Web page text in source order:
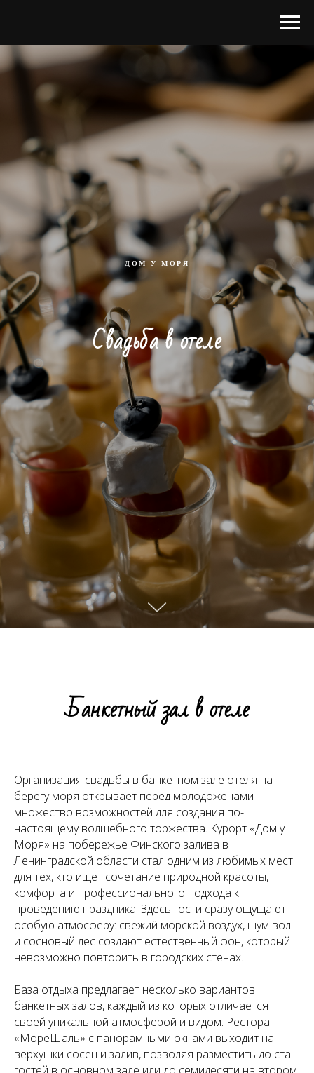
ДОМ У МОРЯ
Свадьба в отеле
Банкетный зал в отеле
Организация свадьбы в банкетном зале отеля на
берегу моря открывает перед молодоженами
множество возможностей для создания по-
настоящему волшебного торжества. Курорт «Дом у
Моря» на побережье Финского залива в
Ленинградской области стал одним из любимых мест
для тех, кто ищет сочетание природной красоты,
комфорта и профессионального подхода к
проведению праздника. Здесь гости сразу ощущают
особую атмосферу: свежий морской воздух, шум волн
и сосновый лес создают естественный фон, который
невозможно повторить в городских стенах.
База отдыха предлагает несколько вариантов
банкетных залов, каждый из которых отличается
своей уникальной атмосферой и видом. Ресторан
«МореШаль» с панорамными окнами выходит на
верхушки сосен и залив, позволяя разместить до ста